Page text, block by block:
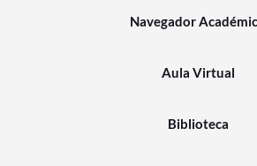
Navegador
Aula Virtual
Biblioteca